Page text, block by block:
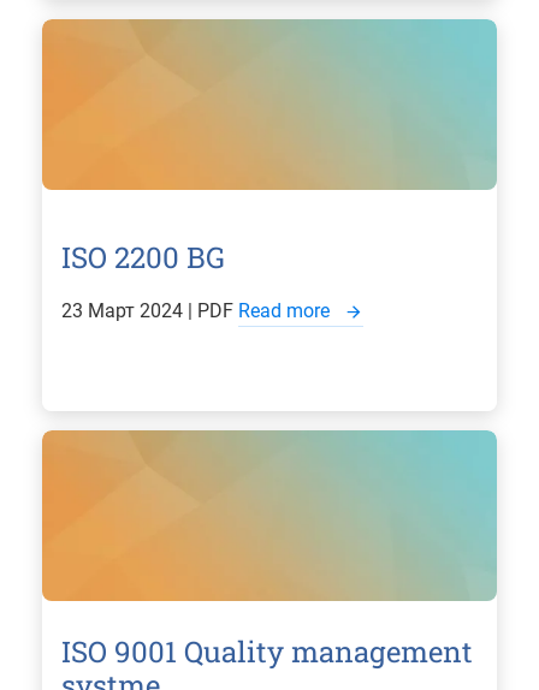
ISO 2200 BG
23 Март 2024 | PDF Read more
ISO 9001 Quality management